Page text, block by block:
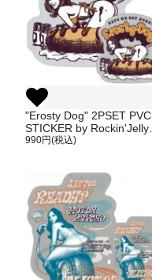
"Erosty Dog" 2PSET PVC
STICKER by Rockin'Jelly
bean
990円(税込)